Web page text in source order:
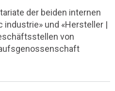
der beiden internen
und «Hersteller |
von